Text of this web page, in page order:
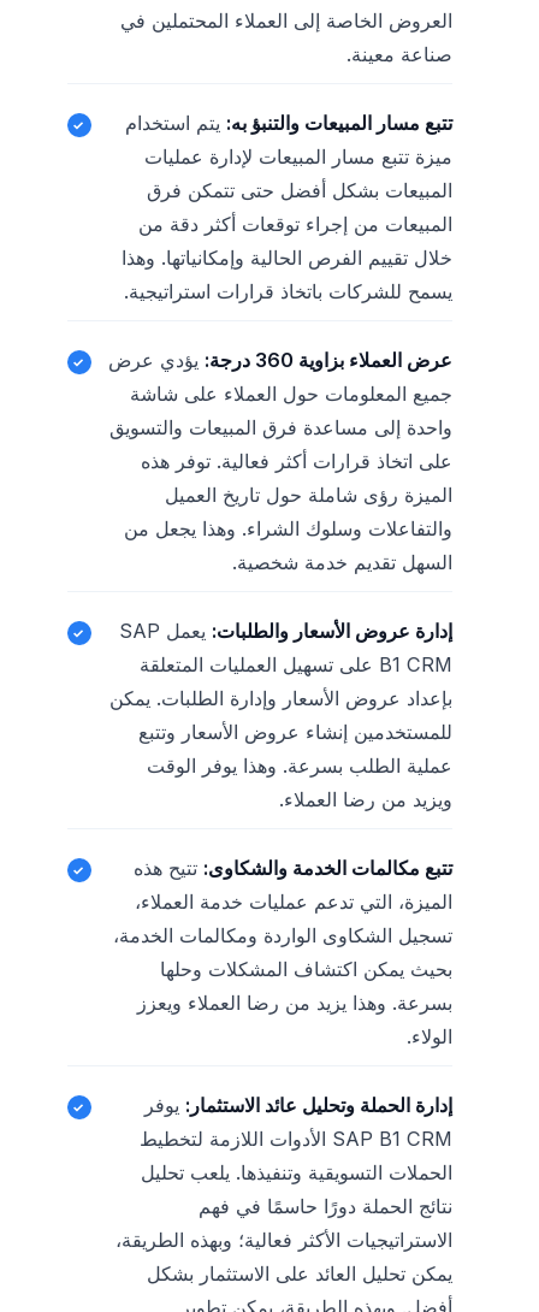
العروض الخاصة إلى العملاء المحتملين في
صناعة معينة.
تتبع مسار المبيعات والتنبؤ به: يتم استخدام
ميزة تتبع مسار المبيعات لإدارة عمليات
المبيعات بشكل أفضل حتى تتمكن فرق
المبيعات من إجراء توقعات أكثر دقة من
خلال تقييم الفرص الحالية وإمكانياتها. وهذا
يسمح للشركات باتخاذ قرارات استراتيجية.
عرض العملاء بزاوية 360 درجة:
يؤدي عرض
جميع المعلومات حول العملاء على شاشة
واحدة إلى مساعدة فرق المبيعات والتسويق
على اتخاذ قرارات أكثر فعالية. توفر هذه
الميزة رؤى شاملة حول تاريخ العميل
والتفاعلات وسلوك الشراء. وهذا يجعل من
السهل تقديم خدمة شخصية.
إدارة عروض الأسعار والطلبات:
يعمل SAP
B1 CRM على تسهيل العمليات المتعلقة
بإعداد عروض الأسعار وإدارة الطلبات. يمكن
للمستخدمين إنشاء عروض الأسعار وتتبع
عملية الطلب بسرعة. وهذا يوفر الوقت
ويزيد من رضا العملاء.
تتبع مكالمات الخدمة والشكاوى: تتيح هذه
الميزة، التي تدعم عمليات خدمة العملاء،
تسجيل الشكاوى الواردة ومكالمات الخدمة،
بحيث يمكن اكتشاف المشكلات وحلها
بسرعة. وهذا يزيد من رضا العملاء ويعزز
الولاء.
إدارة الحملة وتحليل عائد الاستثمار: يوفر
SAP B1 CRM الأدوات اللازمة لتخطيط
الحملات التسويقية وتنفيذها. يلعب تحليل
نتائج الحملة دورًا حاسمًا في فهم
الاستراتيجيات الأكثر فعالية؛ وبهذه الطريقة،
يمكن تحليل العائد على الاستثمار بشكل
أفضل. وبهذه الطريقة، يمكن تطوير